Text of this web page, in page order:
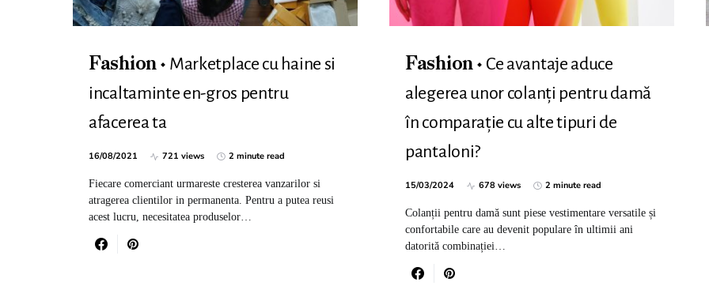
Fashion
Marketplace cu haine si
incaltaminte en-gros pentru
afacerea ta
16/08/2021 721 views 2 minute read
Fiecare comerciant urmareste cresterea vanzarilor si
atragerea clientilor in permanenta. Pentru a putea reusi
acest lucru, necesitatea produselor…
Fashion
Ce avantaje aduce
alegerea unor colanți pentru damă
în comparație cu alte tipuri de
pantaloni?
15/03/2024 678 views 2 minute read
Colanții pentru damă sunt piese vestimentare versatile și
confortabile care au devenit populare în ultimii ani
datorită combinației…